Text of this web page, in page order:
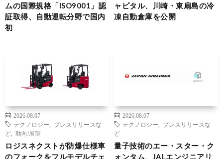
ムの国際規格「ISO9001」認
証取得、自動運転分野で国内
初
ャピタル、川崎・東扇島の冷
凍自動倉庫を公開
2026.08.07
テクノロジー
プレスリリースな
ど
動向/展望
ロジスネクストが防爆仕様車
のフォークをフルモデルチェ
2026.08.07
テクノロジー
プレスリリースな
ど
量子技術のエー・スター・ク
ォンタム、JALエンジニアリ